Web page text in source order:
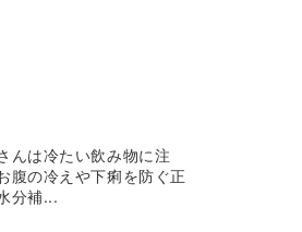
んは冷たい飲み物に注
腹の冷えや下痢を防ぐ正
分補...